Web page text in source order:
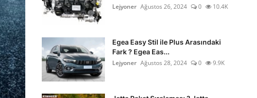
Lejyoner Ağustos 26, 2024 0 10.4K
Egea Easy Stil ile Plus Arasındaki
Fark ? Egea Eas...
Lejyoner Ağustos 28, 2024 0 9.9K